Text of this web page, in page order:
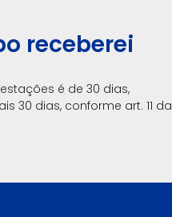
receberei
é de 30 dias,
30 dias, conforme art. 11 da